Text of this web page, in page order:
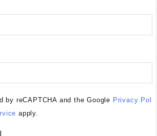
by reCAPTCHA and the Google Privacy Pol
apply.